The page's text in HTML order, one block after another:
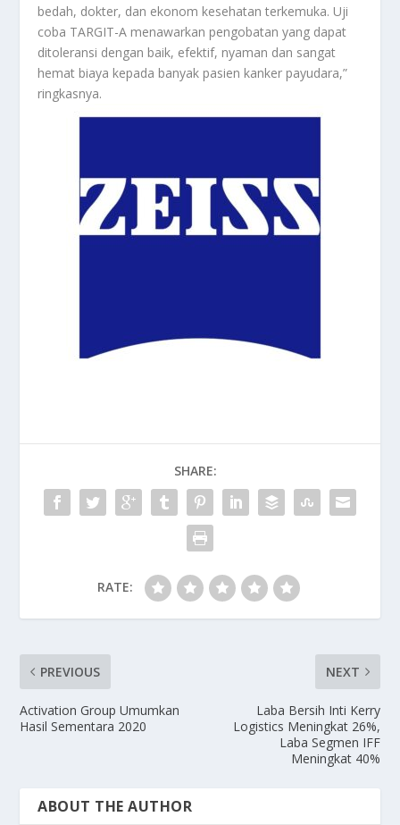
bedah, dokter, dan ekonom kesehatan terkemuka. Uji
coba TARGIT-A menawarkan pengobatan yang dapat
ditoleransi dengan baik, efektif, nyaman dan sangat
hemat biaya kepada banyak pasien kanker payudara,”
ringkasnya.
SHARE:
RATE:
PREVIOUS
Activation Group Umumkan
Hasil Sementara 2020
NEXT
Laba Bersih Inti Kerry
Logistics Meningkat 26%,
Laba Segmen IFF
Meningkat 40%
ABOUT THE AUTHOR